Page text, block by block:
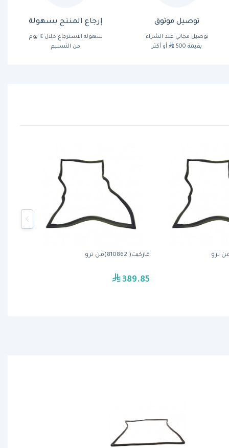
توصيل موثوق
توصيل مجاني عند الشراء
بقيمة 500
أو أكثر
إرجاع المنتج بسهولة
سهولة الاسترجاع خلال ١٤ يوم
من التسليم
قازكيت( 810862)من ترو
389.85